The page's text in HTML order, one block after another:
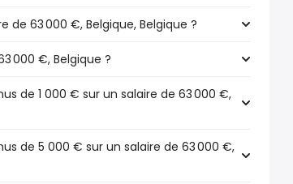
de 63 000 €, Belgique, Belgique ?
000 €, Belgique ?
de 1 000 € sur un salaire de 63 000 €,
de 5 000 € sur un salaire de 63 000 €,